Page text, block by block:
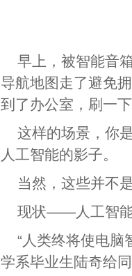
早上，被智能音
导航地图走了避免
到了办公室，刷
这样的场景，你
人工智能的影
当然，这些并
现状——人工
“人类终将使电脑
学系毕业生陆奇